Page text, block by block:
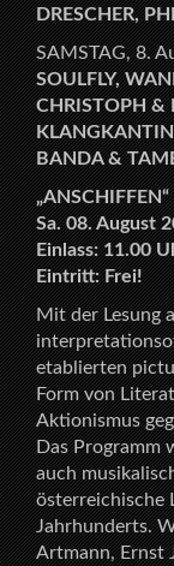
DRESCHER,
SAMSTAG, 8.
SOULFLY,
CHRISTOPH &
BANDA &
„ANSCHIFFEN“
Sa. 08. August
Einlass: 11.00
Eintritt: Frei!
Mit der Lesung
etablierten
Form von
Aktionismus
Das Programm
auch
österreichische
Jahrhunderts.
Artmann, Ernst